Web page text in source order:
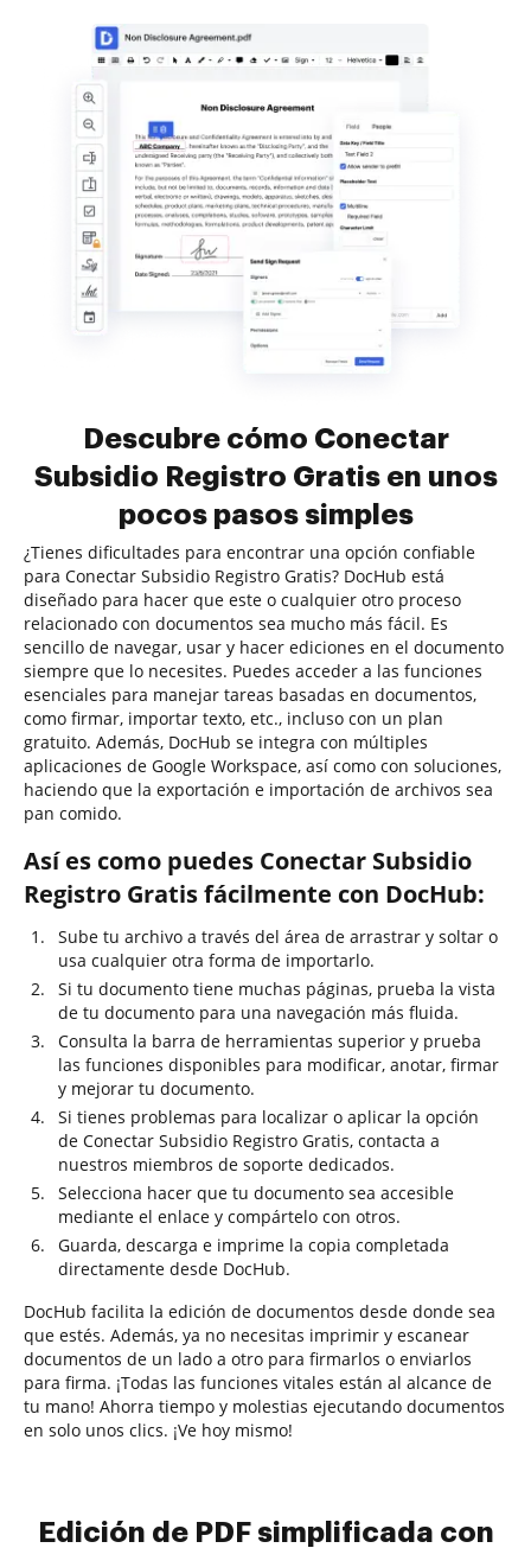
Descubre cómo Conectar
Subsidio Registro Gratis en unos
pocos pasos simples
¿Tienes dificultades para encontrar una opción confiable
para Conectar Subsidio Registro Gratis? DocHub está
diseñado para hacer que este o cualquier otro proceso
relacionado con documentos sea mucho más fácil. Es
sencillo de navegar, usar y hacer ediciones en el documento
siempre que lo necesites. Puedes acceder a las funciones
esenciales para manejar tareas basadas en documentos,
como firmar, importar texto, etc., incluso con un plan
gratuito. Además, DocHub se integra con múltiples
aplicaciones de Google Workspace, así como con soluciones,
haciendo que la exportación e importación de archivos sea
pan comido.
Así es como puedes Conectar Subsidio
Registro Gratis fácilmente con DocHub:
Sube tu archivo a través del área de arrastrar y soltar o
usa cualquier otra forma de importarlo.
Si tu documento tiene muchas páginas, prueba la vista
de tu documento para una navegación más fluida.
Consulta la barra de herramientas superior y prueba
las funciones disponibles para modificar, anotar, firmar
y mejorar tu documento.
Si tienes problemas para localizar o aplicar la opción
de Conectar Subsidio Registro Gratis, contacta a
nuestros miembros de soporte dedicados.
Selecciona hacer que tu documento sea accesible
mediante el enlace y compártelo con otros.
Guarda, descarga e imprime la copia completada
directamente desde DocHub.
DocHub facilita la edición de documentos desde donde sea
que estés. Además, ya no necesitas imprimir y escanear
documentos de un lado a otro para firmarlos o enviarlos
para firma. ¡Todas las funciones vitales están al alcance de
tu mano! Ahorra tiempo y molestias ejecutando documentos
en solo unos clics. ¡Ve hoy mismo!
Edición de PDF simplificada con